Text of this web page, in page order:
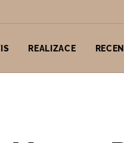
REALIZACE